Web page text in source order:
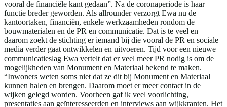
vooral de financiële kant gedaan”. Na de coronaperiode is haar
functie breder geworden. Als allrounder verzorgt Ewa nu de
kantoortaken, financiën, enkele werkzaamheden rondom de
bouwmaterialen en de PR en communicatie. Dat is te veel en
daarom zoekt de stichting er iemand bij die vooral de PR en sociale
media verder gaat ontwikkelen en uitvoeren. Tijd voor een nieuwe
communicatieslag Ewa vertelt dat er veel meer PR nodig is om de
mogelijkheden van Monument en Materiaal bekend te maken.
“Inwoners weten soms niet dat ze dit bij Monument en Materiaal
kunnen halen en brengen. Daarom moet er meer contact in de
wijken gelegd worden. Voorheen gaf ik veel voorlichting,
presentaties aan geïnteresseerden en interviews aan wijkkranten. Het